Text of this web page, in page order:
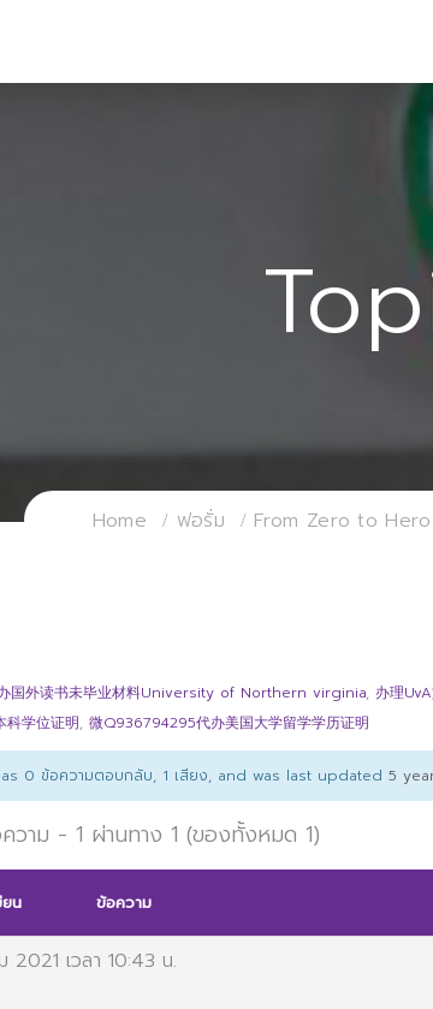
Home ฟอรั่ม From Zero to
国外读书未毕业材料University of Northern virginia, 办理
科学位证明, 微Q936794295代办美国大学留学学历证明
0 ข้อความตอบกลับ, 1 เสียง, and was last updated 5
วาม - 1 ผ่านทาง 1 (ของทั้งหมด 1)
ยน ข้อความ
2021 เวลา 10:43 น.